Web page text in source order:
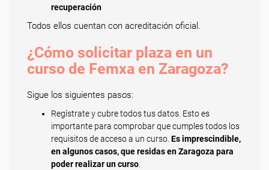
recuperación
Todos ellos cuentan con acreditación oficial.
¿Cómo solicitar plaza en un
curso de Femxa en Zaragoza?
Sigue los siguientes pasos:
Regístrate y cubre todos tus datos. Esto es
importante para comprobar que cumples todos los
requisitos de acceso a un curso. Es imprescindible,
en algunos casos, que residas en Zaragoza para
poder realizar un curso